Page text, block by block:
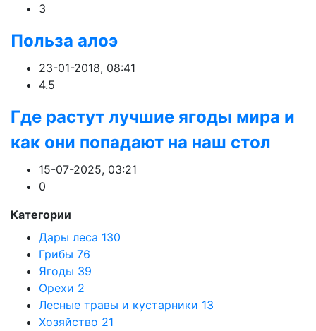
3
Польза алоэ
23-01-2018, 08:41
4.5
Где растут лучшие ягоды мира и
как они попадают на наш стол
15-07-2025, 03:21
0
Категории
Дары леса 130
Грибы 76
Ягоды 39
Орехи 2
Лесные травы и кустарники 13
Хозяйство 21